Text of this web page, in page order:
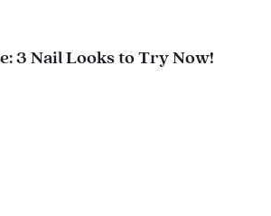
3 Nail Looks to Try Now!